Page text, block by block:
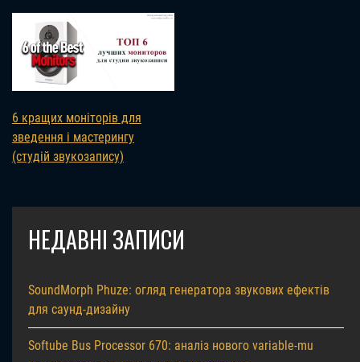
6 кращих моніторів для
зведення і мастерингу
(студій звукозапису)
НЕДАВНІ ЗАПИСИ
SoundMorph Phuze: огляд генератора звукових ефектів
для саунд-дизайну
Softube Bus Processor 670: аналіз нового variable-mu